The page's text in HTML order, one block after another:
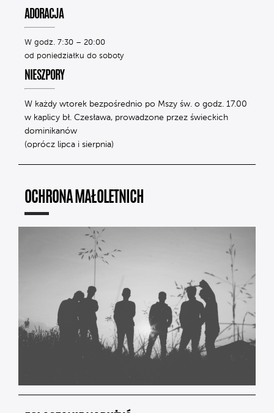
ADORACJA
W godz. 7:30 – 20:00
od poniedziałku do soboty
NIESZPORY
W każdy wtorek bezpośrednio po Mszy św. o godz. 17.00
w kaplicy bł. Czesława, prowadzone przez świeckich
dominikanów
(oprócz lipca i sierpnia)
OCHRONA MAŁOLETNICH